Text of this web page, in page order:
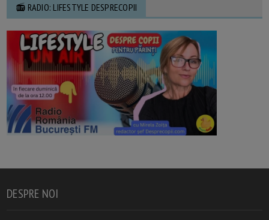
📻 RADIO: LIFESTYLE DESPRECOPII
DESPRE NOI